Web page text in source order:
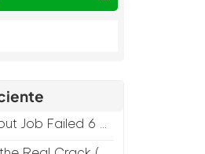
Later (And How to Prevent It)